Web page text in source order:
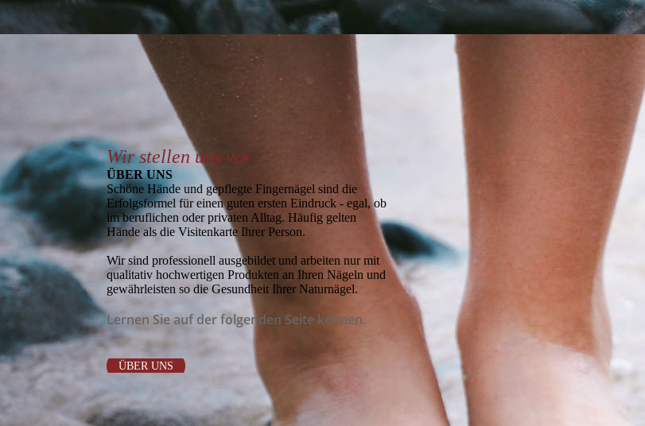
Wir stellen uns vor
ÜBER UNS
Schöne Hände und gepflegte Fingernägel sind die
Erfolgsformel für einen guten ersten Eindruck - egal, ob
im beruflichen oder pri­va­ten Alltag. Häufig gelten
Hände als die Visitenkarte Ihrer Person.
Wir sind professionell ausgebildet und arbeiten nur mit
qualitativ hochwertigen Produkten an Ihren Nägeln und
gewährleisten so die Gesundheit Ihrer Naturnägel.
Lernen Sie auf der folgenden Seite kennen.
ÜBER UNS